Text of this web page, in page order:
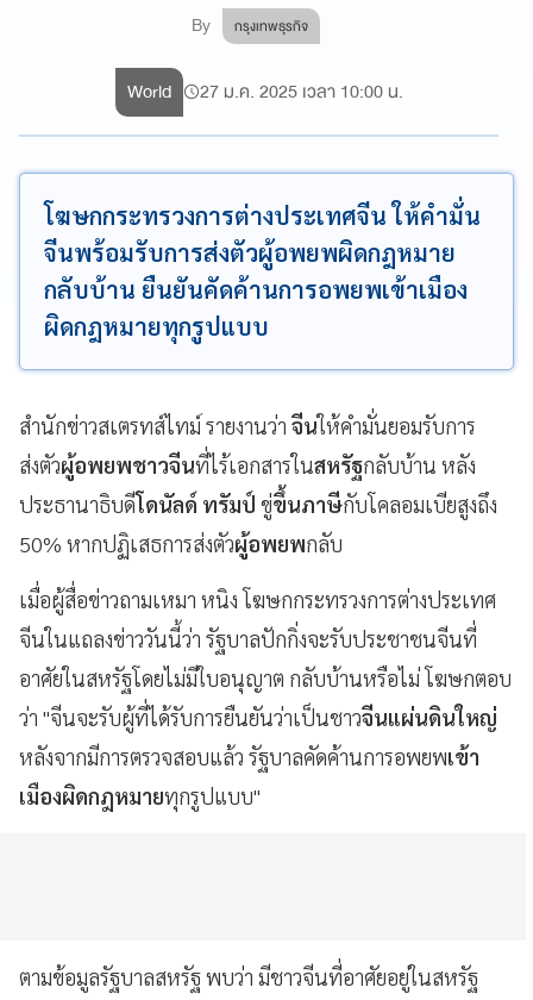
By กรุงเทพธุรกิจ
World 27 ม.ค. 2025 เวลา 10:00 น.
โฆษกกระทรวงการต่างประเทศจีน ให้คำมั่น
จีนพร้อมรับการส่งตัวผู้อพยพผิดกฎหมาย
กลับบ้าน ยืนยันคัดค้านการอพยพเข้าเมือง
ผิดกฎหมายทุกรูปแบบ
สำนักข่าวสเตรทส์ไทม์ รายงานว่า จีนให้คำมั่นยอมรับการ
ส่งตัวผู้อพยพชาวจีนที่ไร้เอกสารในสหรัฐกลับบ้าน หลัง
ประธานาธิบดีโดนัลด์ ทรัมป์ ขู่ขึ้นภาษีกับโคลอมเบียสูงถึง
50% หากปฏิเสธการส่งตัวผู้อพยพกลับ
เมื่อผู้สื่อข่าวถามเหมา หนิง โฆษกกระทรวงการต่างประเทศ
จีนในแถลงข่าววันนี้ว่า รัฐบาลปักกิ่งจะรับประชาชนจีนที่
อาศัยในสหรัฐโดยไม่มีใบอนุญาต กลับบ้านหรือไม่ โฆษกตอบ
ว่า "จีนจะรับผู้ที่ได้รับการยืนยันว่าเป็นชาวจีนแผ่นดินใหญ่
หลังจากมีการตรวจสอบแล้ว รัฐบาลคัดค้านการอพยพเข้า
เมืองผิดกฎหมายทุกรูปแบบ"
ตามข้อมูลรัฐบาลสหรัฐ พบว่า มีชาวจีนที่อาศัยอยู่ในสหรัฐ